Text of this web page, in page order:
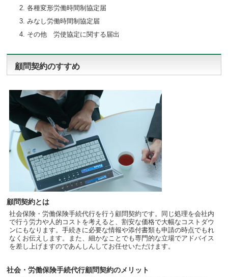
各種変形労働時間制協定届
みなし労働時間制協定届
その他 労使協定に関する届出
顧問契約のすすめ
顧問契約とは
社会保険・労働保険手続代行を行う顧問契約です。同じ処理を会社内
で行う労力や人的コストを考えると、割安な価格で大幅なコストダウ
ンにもなります。手続きに必要な情報や添付書類も申請の時点でもれ
なくお伝えします。また、細かなことでも専門的な立場でアドバイス
を差し上げますのであんしんしてお任せいただけます。
社会・労働保険手続代行顧問契約のメリット